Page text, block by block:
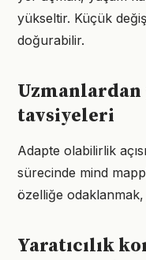
yükseltir. Küçük
doğurabilir.
Uzmanlardan
tavsiyeleri
Adapte olabilirlik
sürecinde mind
özelliğe odaklanmak,
Yaratıcılık